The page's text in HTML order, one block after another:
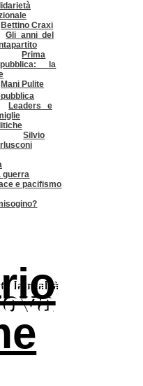
larealtà
Bettino Craxi
Gli anni del
Prima
la
Mani Pulite
Leaders e
Silvio
guerra
e pacifismo